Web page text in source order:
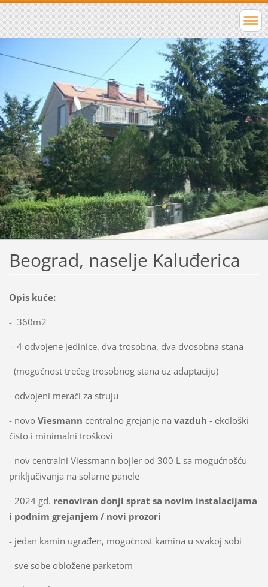
Beograd, naselje Kaluđerica
Opis kuće:
- 360m2
- 4 odvojene jedinice, dva trosobna, dva dvosobna stana
(mogućnost trećeg trosobnog stana uz adaptaciju)
- odvojeni merači za struju
- novo Viesmann centralno grejanje na vazduh - ekološki
čisto i minimalni troškovi
- nov centralni Viessmann bojler od 300 L sa mogućnošću
priključivanja na solarne panele
- 2024 gd. renoviran donji sprat sa novim instalacijama
i podnim grejanjem / novi prozori
- jedan kamin ugrađen, mogućnost kamina u svakoj sobi
- sve sobe obložene parketom